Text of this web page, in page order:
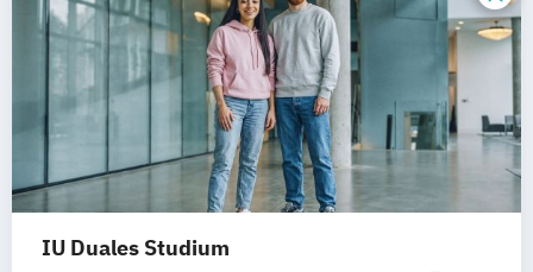
IU Duales Studium